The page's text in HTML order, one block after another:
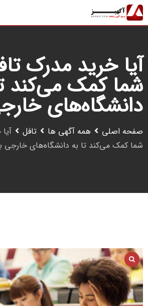
پرش
به
آیا خرید مدرک
شما کمک می‌کند
دانشگاه‌های
صفحه اصلی همه آگهی ها تافل
شما کمک می‌کند تا به دانشگاه‌های خارجی